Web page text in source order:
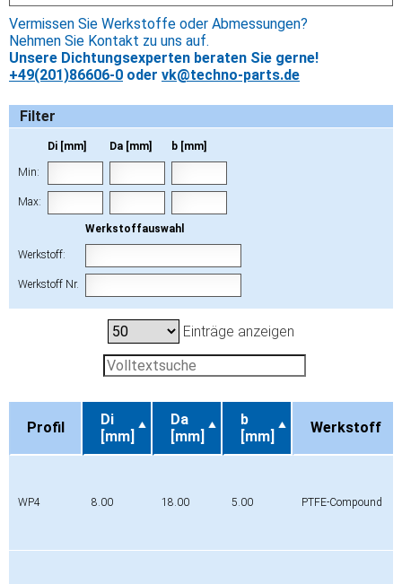
Vermissen Sie Werkstoffe oder Abmessungen?
Nehmen Sie Kontakt zu uns auf.
Unsere Dichtungsexperten beraten Sie gerne!
+49(201)86606-0 oder vk@techno-parts.de
Filter
Di [mm] Da [mm] b [mm]
Min:
Max:
Werkstoffauswahl
Werkstoff:
Werkstoff Nr.
Einträge anzeigen
Profil
Di
[mm]
Da
[mm]
b
[mm]
Werkstoff
WP4 8.00 18.00 5.00 PTFE-Compound